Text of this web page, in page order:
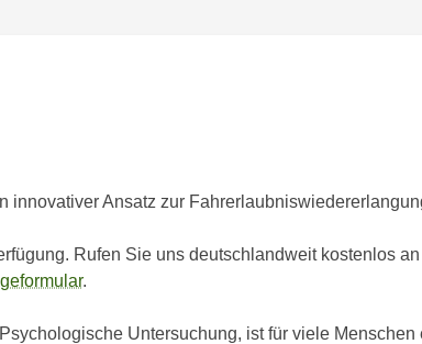
innovativer Ansatz zur
Rufen Sie uns deutschlandweit kostenlos
.
Untersuchung, ist für viele Menschen